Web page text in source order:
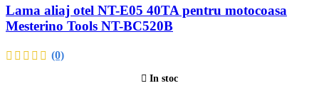
Lama aliaj otel NT-E05 40TA pentru motocoasa
Mesterino Tools NT-BC520B
(0)
In stoc